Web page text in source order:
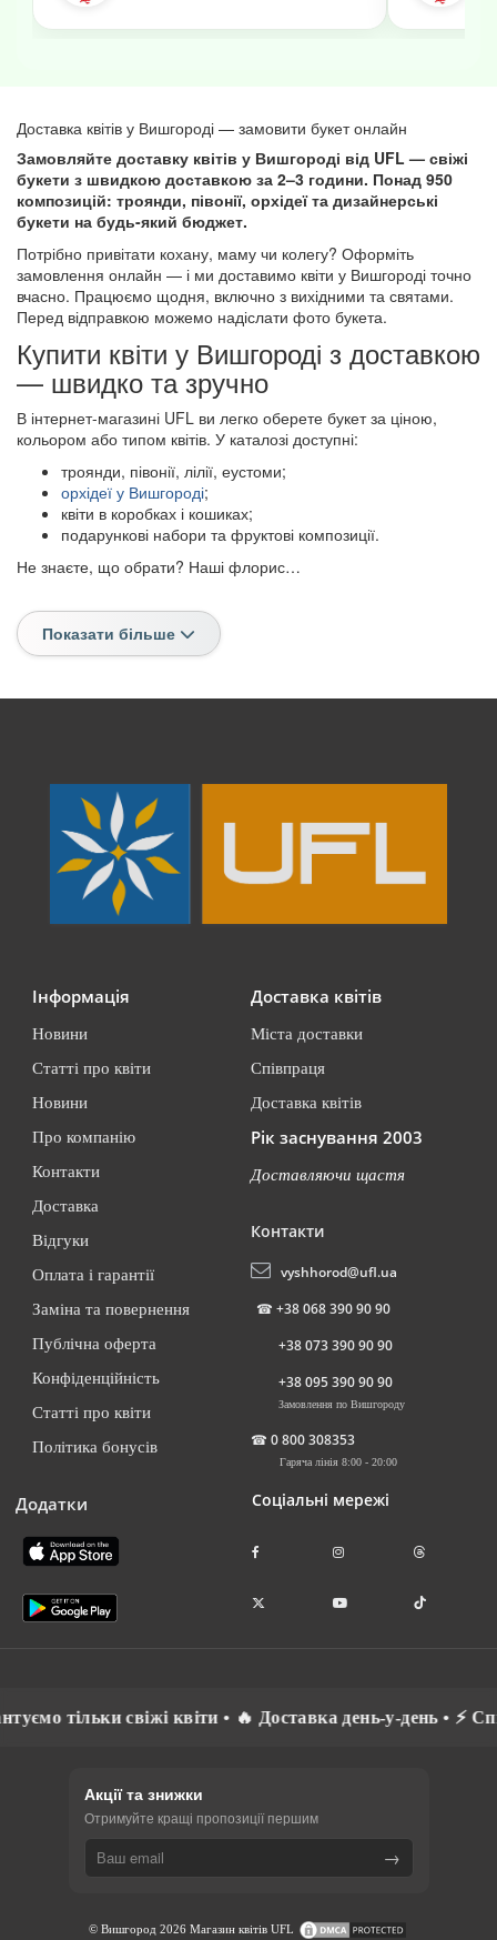
Доставка квітів у Вишгороді — замовити букет онлайн
Замовляйте доставку квітів у Вишгороді від UFL — свіжі
букети з швидкою доставкою за 2–3 години. Понад 950
композицій: троянди, півонії, орхідеї та дизайнерські
букети на будь-який бюджет.
Потрібно привітати кохану, маму чи колегу? Оформіть
замовлення онлайн — і ми доставимо квіти у Вишгороді точно
вчасно. Працюємо щодня, включно з вихідними та святами.
Перед відправкою можемо надіслати фото букета.
Купити квіти у Вишгороді з доставкою
— швидко та зручно
В інтернет-магазині UFL ви легко оберете букет за ціною,
кольором або типом квітів. У каталозі доступні:
троянди, півонії, лілії, еустоми;
орхідеї у Вишгороді;
квіти в коробках і кошиках;
подарункові набори та фруктові композиції.
Не знаєте, що обрати? Наші флорис…
Показати більше
Інформація
Новини
Статті про квіти
Новини
Про компанію
Контакти
Доставка
Відгуки
Оплата і гарантії
Заміна та повернення
Публічна оферта
Конфіденційність
Статті про квіти
Політика бонусів
Додатки
Доставка квітів
Міста доставки
Співпраця
Доставка квітів
Рік заснування 2003
Доставляючи щастя
Контакти
vyshhorod@ufl.ua
☎ +38 068 390 90 90
+38 073 390 90 90
+38 095 390 90 90
Замовлення по Вишгороду
☎ 0 800 308353
Гаряча лінія 8:00 - 20:00
Соціальні мережі
• 🔥 Доставка день-у-день • ⚡ Спілкуємось рідною
Акції та знижки
Отримуйте кращі пропозиції першим
→
© Вишгород 2026 Магазин квітів UFL